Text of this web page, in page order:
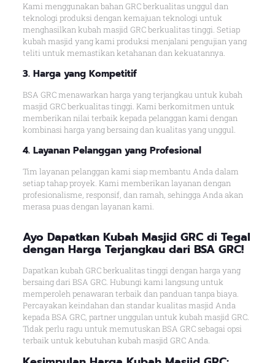
Kami menggunakan bahan GRC berkualitas unggul dan
teknologi produksi dengan kemajuan teknologi untuk
menghasilkan kubah masjid GRC berkualitas tinggi. Setiap
kubah masjid yang kami produksi menjalani pengujian yang
teliti untuk memastikan ketahanan dan kekuatannya.
3. Harga yang Kompetitif
BSA GRC menawarkan harga yang terjangkau untuk kubah
masjid GRC berkualitas tinggi. Kami berkomitmen untuk
memberikan nilai terbaik kepada pelanggan kami dengan
kombinasi harga yang bersaing dan kualitas yang unggul.
4. Layanan Pelanggan yang Profesional
Tim layanan pelanggan kami siap membantu Anda dalam
setiap tahap proyek. Kami memberikan layanan dengan
profesionalisme, responsif, dan ramah, sehingga Anda akan
merasa puas dengan layanan kami.
Ayo Dapatkan Kubah Masjid GRC di Tegal
dengan Harga Terjangkau dari BSA GRC!
Dapatkan kubah GRC berkualitas tinggi dengan harga yang
bersaing dari BSA GRC. Hubungi kami langsung untuk
memperoleh penawaran terbaik dan panduan tanpa biaya.
Percayakan keindahan dan standar kualitas masjid Anda
kepada BSA GRC, partner unggulan untuk kubah masjid GRC.
Tidak perlu ragu untuk memutuskan BSA GRC sebagai opsi
terbaik untuk kebutuhan kubah masjid GRC Anda.